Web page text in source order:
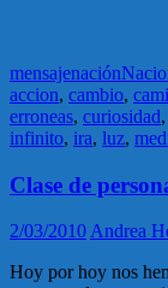
mensajenación
accion, cambio,
erroneas, curiosidad,
infinito, ira, luz,
Clase de
2/03/2010Andrea
Hoy por hoy nos